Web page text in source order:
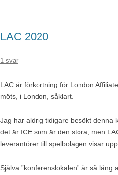
LAC 2020
1 svar
LAC är förkortning för London
möts, i London, såklart.
Jag har aldrig tidigare besökt denna
det är ICE som är den stora, men
leverantörer till spelbolagen visar
Själva ”konferenslokalen” är så